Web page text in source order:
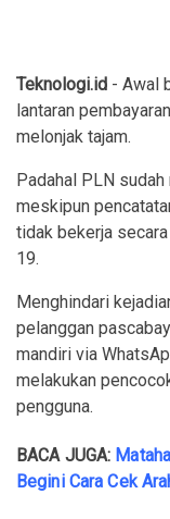
Teknologi.id - Awal
lantaran
melonjak tajam.
Padahal PLN
meskipun
tidak bekerja
19.
Menghindari
pelanggan
mandiri via
melakukan
pengguna.
BACA JUGA:
Begini Cara Cek